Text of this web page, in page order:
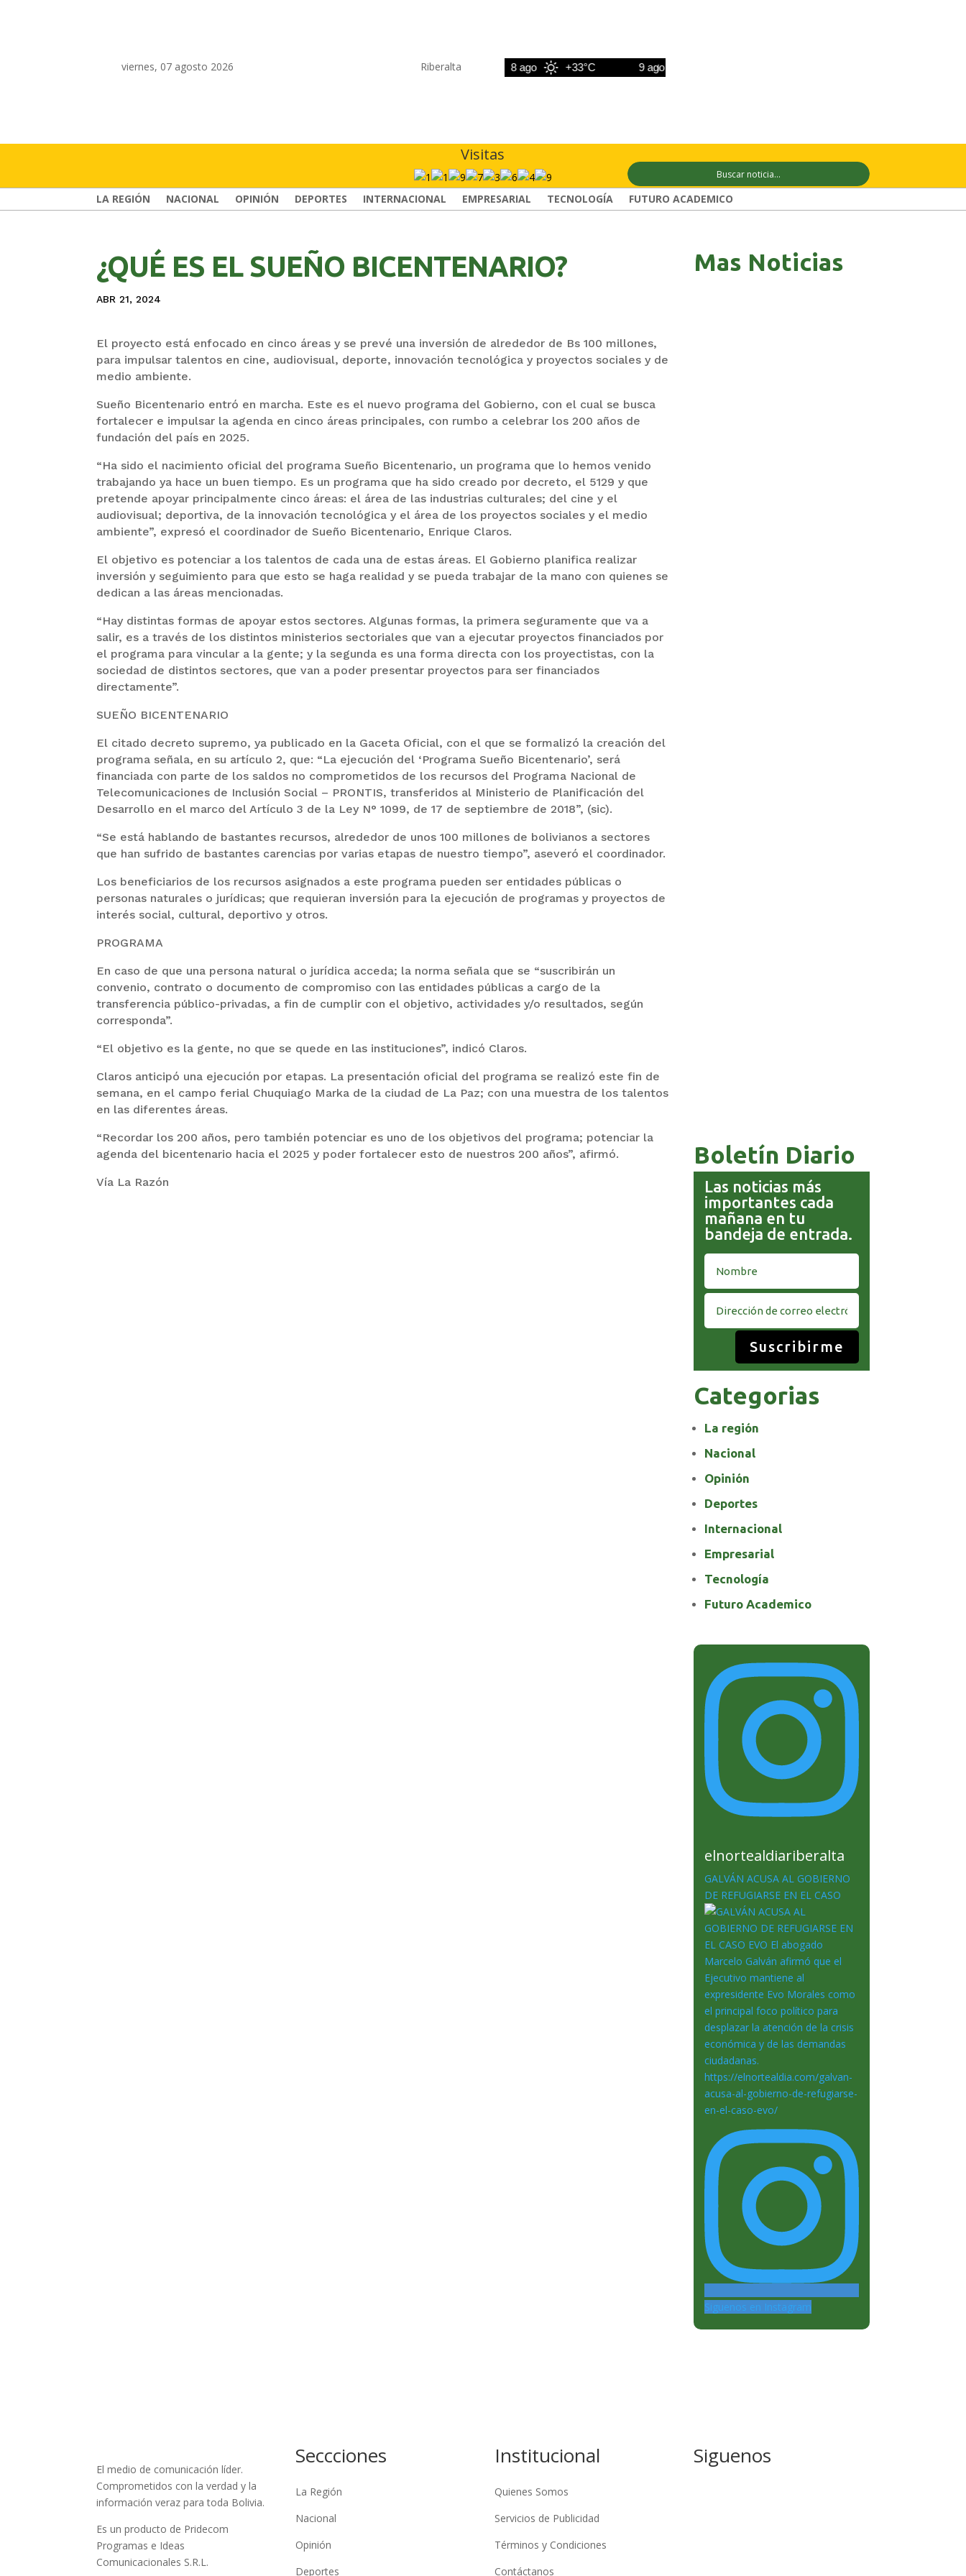
viernes, 07 agosto 2026 Riberalta
+33°C 8 ago +33°C 9 ago
Visitas
LA REGIÓN NACIONAL OPINIÓN DEPORTES INTERNACIONAL EMPRESARIAL TECNOLOGÍA FUTURO ACADEMICO
¿QUÉ ES EL SUEÑO BICENTENARIO?
ABR 21, 2024
El proyecto está enfocado en cinco áreas y se prevé una inversión de alrededor de Bs 100 millones,
para impulsar talentos en cine, audiovisual, deporte, innovación tecnológica y proyectos sociales y de
medio ambiente.
Sueño Bicentenario entró en marcha. Este es el nuevo programa del Gobierno, con el cual se busca
fortalecer e impulsar la agenda en cinco áreas principales, con rumbo a celebrar los 200 años de
fundación del país en 2025.
“Ha sido el nacimiento oficial del programa Sueño Bicentenario, un programa que lo hemos venido
trabajando ya hace un buen tiempo. Es un programa que ha sido creado por decreto, el 5129 y que
pretende apoyar principalmente cinco áreas: el área de las industrias culturales; del cine y el
audiovisual; deportiva, de la innovación tecnológica y el área de los proyectos sociales y el medio
ambiente”, expresó el coordinador de Sueño Bicentenario, Enrique Claros.
El objetivo es potenciar a los talentos de cada una de estas áreas. El Gobierno planifica realizar
inversión y seguimiento para que esto se haga realidad y se pueda trabajar de la mano con quienes se
dedican a las áreas mencionadas.
“Hay distintas formas de apoyar estos sectores. Algunas formas, la primera seguramente que va a
salir, es a través de los distintos ministerios sectoriales que van a ejecutar proyectos financiados por
el programa para vincular a la gente; y la segunda es una forma directa con los proyectistas, con la
sociedad de distintos sectores, que van a poder presentar proyectos para ser financiados
directamente”.
SUEÑO BICENTENARIO
El citado decreto supremo, ya publicado en la Gaceta Oficial, con el que se formalizó la creación del
programa señala, en su artículo 2, que: “La ejecución del ‘Programa Sueño Bicentenario’, será
financiada con parte de los saldos no comprometidos de los recursos del Programa Nacional de
Telecomunicaciones de Inclusión Social – PRONTIS, transferidos al Ministerio de Planificación del
Desarrollo en el marco del Artículo 3 de la Ley N° 1099, de 17 de septiembre de 2018”, (sic).
“Se está hablando de bastantes recursos, alrededor de unos 100 millones de bolivianos a sectores
que han sufrido de bastantes carencias por varias etapas de nuestro tiempo”, aseveró el coordinador.
Los beneficiarios de los recursos asignados a este programa pueden ser entidades públicas o
personas naturales o jurídicas; que requieran inversión para la ejecución de programas y proyectos de
interés social, cultural, deportivo y otros.
PROGRAMA
En caso de que una persona natural o jurídica acceda; la norma señala que se “suscribirán un
convenio, contrato o documento de compromiso con las entidades públicas a cargo de la
transferencia público-privadas, a fin de cumplir con el objetivo, actividades y/o resultados, según
corresponda”.
“El objetivo es la gente, no que se quede en las instituciones”, indicó Claros.
Claros anticipó una ejecución por etapas. La presentación oficial del programa se realizó este fin de
semana, en el campo ferial Chuquiago Marka de la ciudad de La Paz; con una muestra de los talentos
en las diferentes áreas.
“Recordar los 200 años, pero también potenciar es uno de los objetivos del programa; potenciar la
agenda del bicentenario hacia el 2025 y poder fortalecer esto de nuestros 200 años”, afirmó.
Vía La Razón
Mas Noticias
Boletín Diario
Las noticias más
importantes cada
mañana en tu
bandeja de entrada.
Suscribirme
Categorias
La región
Nacional
Opinión
Deportes
Internacional
Empresarial
Tecnología
Futuro Academico
elnortealdiariberalta
GALVÁN ACUSA AL GOBIERNO
DE REFUGIARSE EN EL CASO
Siguenos en Instagram
El medio de comunicación líder.
Comprometidos con la verdad y la
información veraz para toda Bolivia.
Es un producto de Pridecom
Programas e Ideas
Comunicacionales S.R.L.
Seccciones
La Región
Nacional
Opinión
Deportes
Institucional
Quienes Somos
Servicios de Publicidad
Términos y Condiciones
Contáctanos
Siguenos